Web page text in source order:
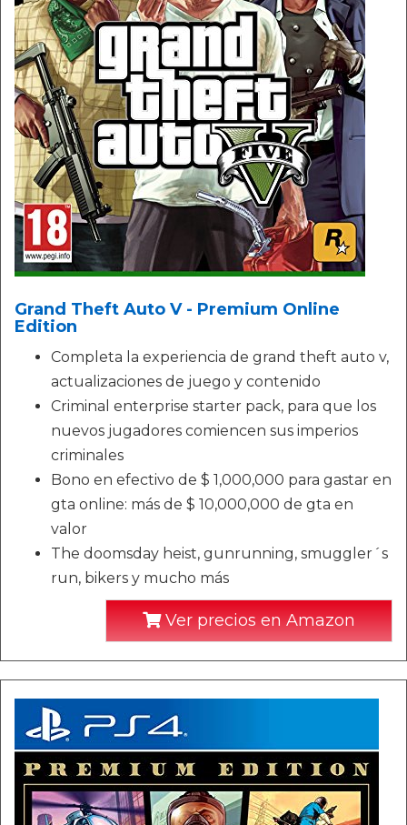
Grand Theft Auto V - Premium Online
Edition
Completa la experiencia de grand theft auto v,
actualizaciones de juego y contenido
Criminal enterprise starter pack, para que los
nuevos jugadores comiencen sus imperios
criminales
Bono en efectivo de $ 1,000,000 para gastar en
gta online: más de $ 10,000,000 de gta en
valor
The doomsday heist, gunrunning, smuggler´s
run, bikers y mucho más
Ver precios en Amazon